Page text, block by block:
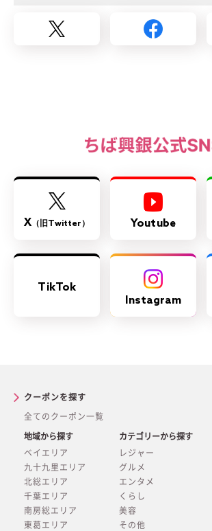
X（旧Twitter） Youtube
TikTok
Instagram
クーポンを探す
全てのクーポン一覧
地域から探す
ベイエリア
九十九里エリア
北総エリア
千葉エリア
南房総エリア
東葛エリア
カテゴリーから探す
レジャー
グルメ
エンタメ
くらし
美容
その他